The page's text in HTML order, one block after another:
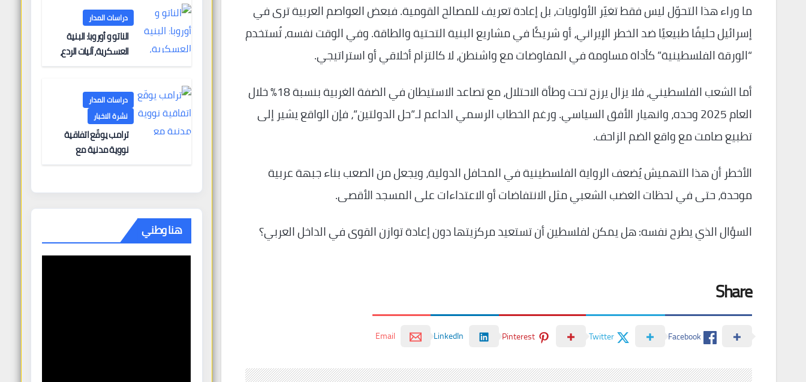
ما وراء هذا التحوّل ليس فقط تغيّر الأولويات، بل إعادة تعريف للمصالح القومية. فبعض العواصم العربية ترى في
إسرائيل حليفًا طبيعيًا ضد الخطر الإيراني، أو شريكًا في مشاريع البنية التحتية والطاقة. وفي الوقت نفسه، تُستخدم
“الورقة الفلسطينية” كأداة مساومة في المفاوضات مع واشنطن، لا كالتزام أخلاقي أو استراتيجي.
أما الشعب الفلسطيني، فلا يزال يرزح تحت وطأة الاحتلال، مع تصاعد الاستيطان في الضفة الغربية بنسبة 18% خلال
العام 2025 وحده، وانهيار الأفق السياسي. ورغم الخطاب الرسمي الداعم لـ”حل الدولتين”، فإن الواقع يشير إلى
تطبيع صامت مع واقع الضم الزاحف.
الأخطر أن هذا التهميش يُضعف الرواية الفلسطينية في المحافل الدولية، ويجعل من الصعب بناء جبهة عربية
موحدة، حتى في لحظات الغضب الشعبي مثل الانتفاضات أو الاعتداءات على المسجد الأقصى.
السؤال الذي يطرح نفسه: هل يمكن لفلسطين أن تستعيد مركزيتها دون إعادة توازن القوى في الداخل العربي؟
Share
Facebook
Twitter
Pinterest
LinkedIn
Email
دراسات المدار
الناتو و أوروبا: البنية
العسكرية، آليات الردع،
دراسات المدار
نشرة الاخبار
ترامب يوقّع اتفاقية
نووية مدنية مع
دبلوماسي كبير” —
وباكستان تطلب 10
وساطتها في إيران
هنا وطني